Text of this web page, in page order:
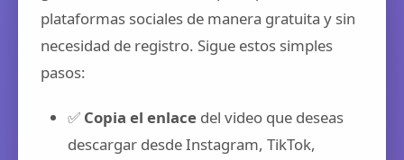
plataformas sociales de manera gratuita y sin
necesidad de registro. Sigue estos simples
pasos:
✅ Copia el enlace del video que deseas
descargar desde Instagram, TikTok,